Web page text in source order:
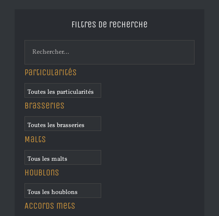
Filtres de recherche
Particularités
Brasseries
Malts
Houblons
Accords mets